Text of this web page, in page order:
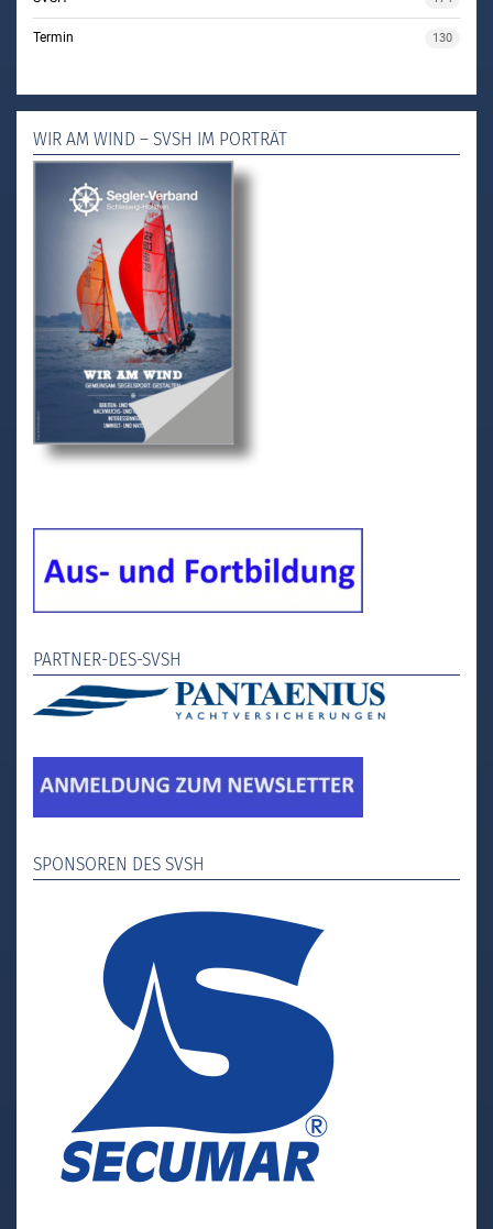
Termin 130
WIR AM WIND – SVSH IM PORTRÄT
PARTNER-DES-SVSH
SPONSOREN DES SVSH